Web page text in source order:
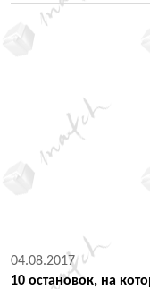
04.08.2017
10 остановок, на